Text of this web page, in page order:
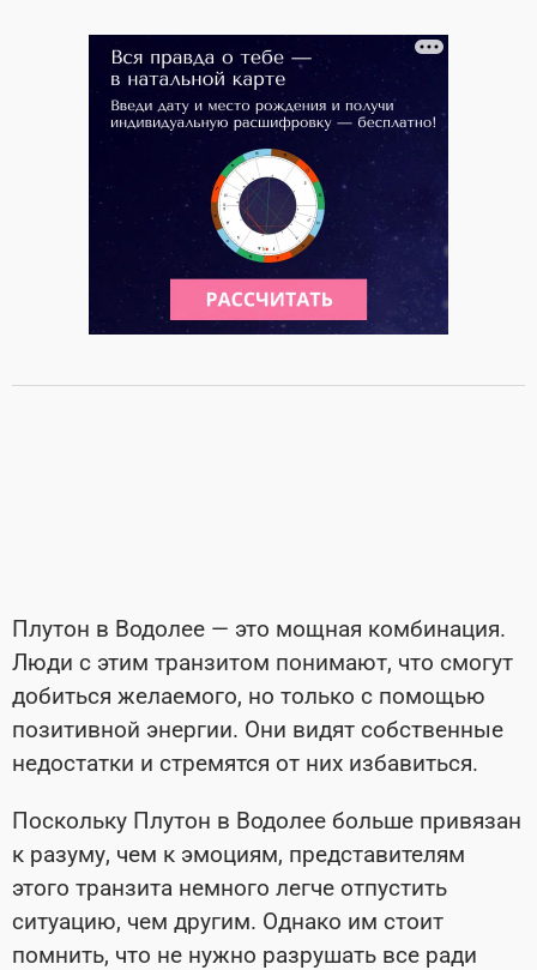
Плутон в Водолее — это мощная комбинация.
Люди с этим транзитом понимают, что смогут
добиться желаемого, но только с помощью
позитивной энергии. Они видят собственные
недостатки и стремятся от них избавиться.
Поскольку Плутон в Водолее больше привязан
к разуму, чем к эмоциям, представителям
этого транзита немного легче отпустить
ситуацию, чем другим. Однако им стоит
помнить, что не нужно разрушать все ради